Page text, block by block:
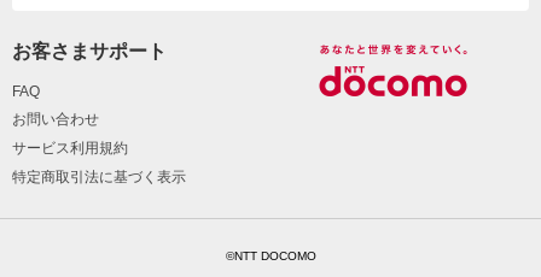
お客さまサポート
FAQ
お問い合わせ
サービス利用規約
特定商取引法に基づく表示
©NTT DOCOMO